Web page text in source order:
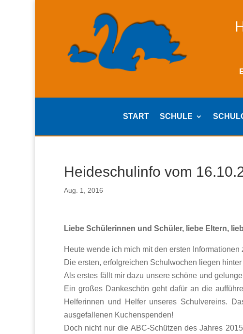
START SCHULE
Heideschulinfo vom
Aug. 1, 2016
Liebe Schülerinnen und Schüler, liebe Eltern,
Heute wende ich mich mit den ersten
Die ersten, erfolgreichen Schulwochen liegen hinter
Als erstes fällt mir dazu unsere schöne und
Ein großes Dankeschön geht dafür an die
Helferinnen und Helfer unseres Schulvereins.
ausgefallenen Kuchenspenden!
Doch nicht nur die ABC-Schützen des Jahres